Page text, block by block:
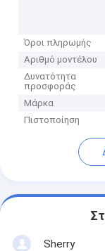
Όροι πληρωμής
Αριθμό μοντέλου
Δυνατότητα
προσφοράς
Μάρκα
Πιστοποίηση
Sherry